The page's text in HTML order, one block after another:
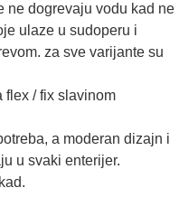
ne dogrevaju vodu kad ne
ulaze u sudoperu i
za sve varijante su
flex / fix slavinom
a moderan dizajn i
u svaki enterijer.